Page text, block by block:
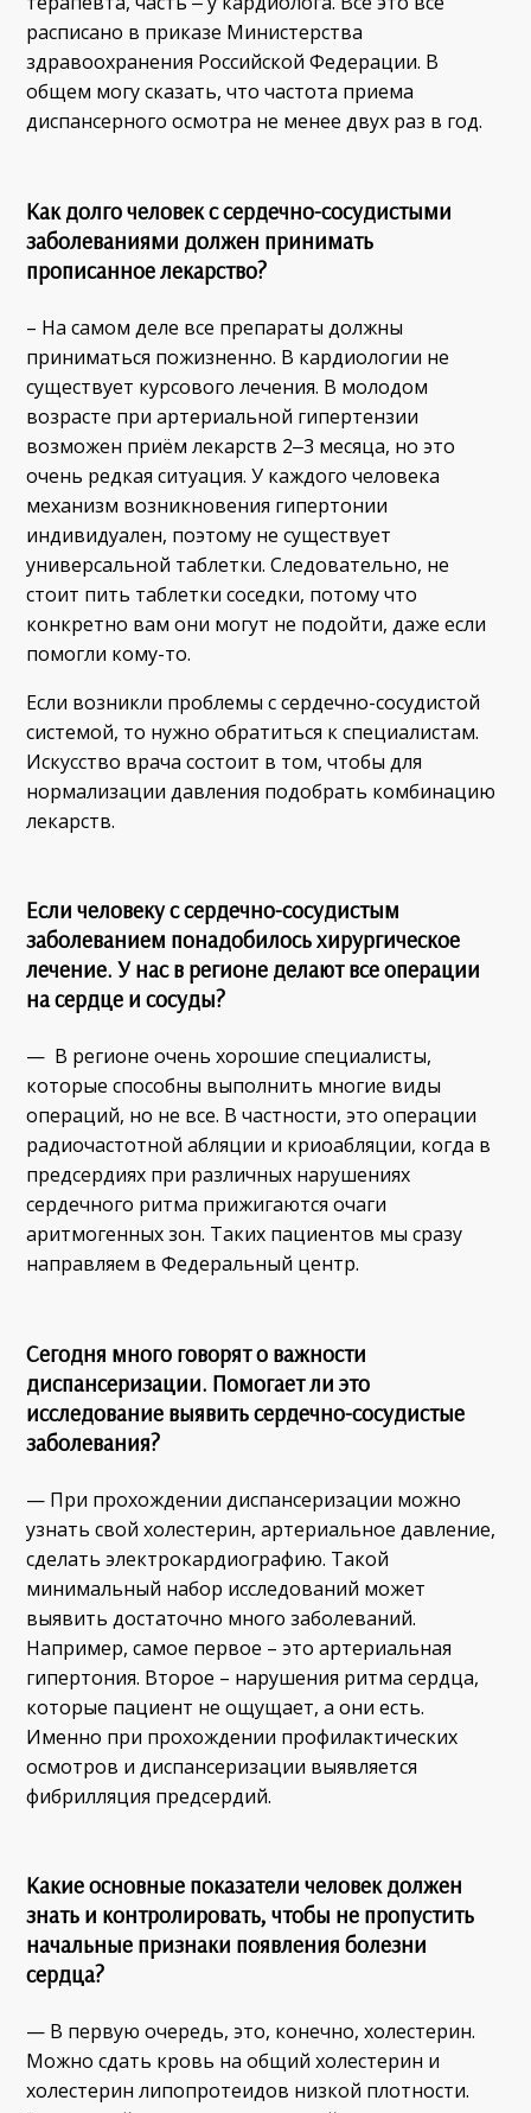
расписано в приказе Министерства
здравоохранения Российской Федерации. В
общем могу сказать, что частота приема
диспансерного осмотра не менее двух раз в год.
Как долго человек с сердечно-сосудистыми
заболеваниями должен принимать
прописанное лекарство?
– На самом деле все препараты должны
приниматься пожизненно. В кардиологии не
существует курсового лечения. В молодом
возрасте при артериальной гипертензии
возможен приём лекарств 2‒3 месяца, но это
очень редкая ситуация. У каждого человека
механизм возникновения гипертонии
индивидуален, поэтому не существует
универсальной таблетки. Следовательно, не
стоит пить таблетки соседки, потому что
конкретно вам они могут не подойти, даже если
помогли кому-то.
Если возникли проблемы с сердечно-сосудистой
системой, то нужно обратиться к специалистам.
Искусство врача состоит в том, чтобы для
нормализации давления подобрать комбинацию
лекарств.
Если человеку с сердечно-сосудистым
заболеванием понадобилось хирургическое
лечение. У нас в регионе делают все операции
на сердце и сосуды?
— В регионе очень хорошие специалисты,
которые способны выполнить многие виды
операций, но не все. В частности, это операции
радиочастотной абляции и криоабляции, когда в
предсердиях при различных нарушениях
сердечного ритма прижигаются очаги
аритмогенных зон. Таких пациентов мы сразу
направляем в Федеральный центр.
Сегодня много говорят о важности
диспансеризации. Помогает ли это
исследование выявить сердечно-сосудистые
заболевания?
— При прохождении диспансеризации можно
узнать свой холестерин, артериальное давление,
сделать электрокардиографию. Такой
минимальный набор исследований может
выявить достаточно много заболеваний.
Например, самое первое – это артериальная
гипертония. Второе – нарушения ритма сердца,
которые пациент не ощущает, а они есть.
Именно при прохождении профилактических
осмотров и диспансеризации выявляется
фибрилляция предсердий.
Какие основные показатели человек должен
знать и контролировать, чтобы не пропустить
начальные признаки появления болезни
сердца?
— В первую очередь, это, конечно, холестерин.
Можно сдать кровь на общий холестерин и
холестерин липопротеидов низкой плотности.